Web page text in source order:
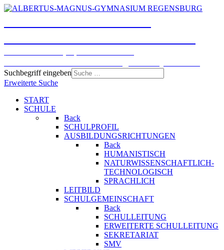
Suchbegriff eingeben
Erweiterte Suche
START
SCHULE
Back
SCHULPROFIL
AUSBILDUNGSRICHTUNGEN
Back
HUMANISTISCH
NATURWISSENSCHAFTLICH-
TECHNOLOGISCH
SPRACHLICH
LEITBILD
SCHULGEMEINSCHAFT
Back
SCHULLEITUNG
ERWEITERTE SCHULLEITUNG
SEKRETARIAT
SMV